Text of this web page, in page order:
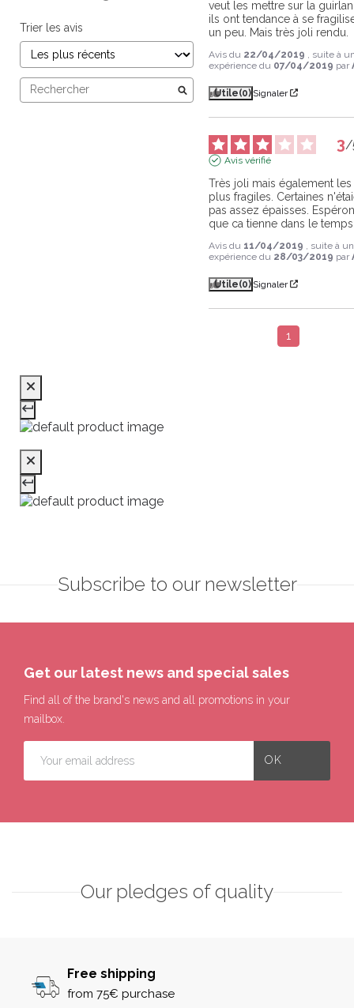
Trier les avis
veut les mettre sur la
ils ont tendance à se
un peu. Mais très joli rendu.
Avis du 22/04/2019 , suite à
expérience du 07/04/2019 par
Utile(0) Signaler
3/
Avis vérifié
Très joli mais également les
plus fragiles. Certaines
pas assez épaisses.
que ca tienne dans le temps
Avis du 11/04/2019 , suite à
expérience du 28/03/2019 par
Utile(0) Signaler
1
Subscribe to our newsletter
Get our latest news and special sales
Find all of the brand's news and all promotions in your
mailbox.
Our pledges of quality
Free shipping
from 75€ purchase